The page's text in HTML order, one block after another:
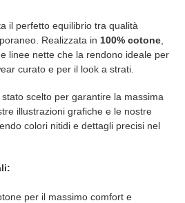
il perfetto equilibrio tra qualità
Realizzata in 100% cotone
linee nette che la rendono ideale per
curato e per il look a strati.
scelto per garantire la massima
illustrazioni grafiche e le nostre
colori nitidi e dettagli precisi nel
per il massimo comfort e